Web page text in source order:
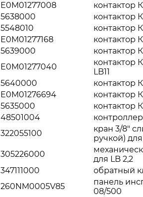
E0M01277008
контактор
5638000
контактор
5548010
контактор
E0M01277168
контактор
5639000
контактор
E0M01277040
контактор
LB11
5640000
контактор
E0M01276694
контактор
5635000
контактор
48501004
322055100
кран 3/8"
ручкой)
305226000
для LB 2,2
347111000
обратный
260NM0005V85
панель
08/500